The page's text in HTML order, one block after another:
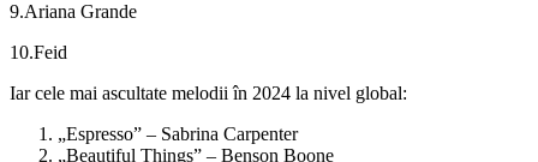
9.Ariana Grande
10.Feid
Iar cele mai ascultate melodii în 2024 la nivel global:
„Espresso” – Sabrina Carpenter
„Beautiful Things” – Benson Boone